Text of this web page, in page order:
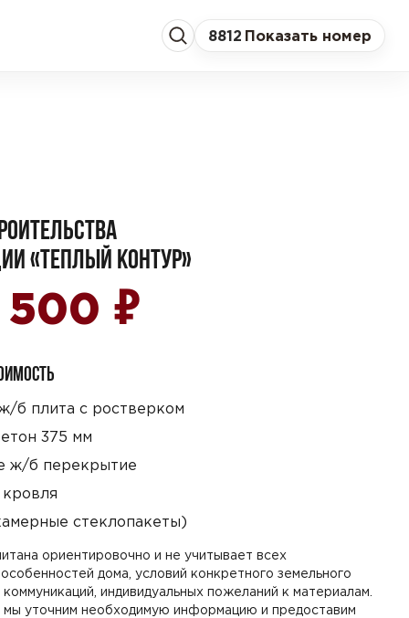
8812 Показать номер
«ТЕПЛЫЙ КОНТУР»
500 ₽
б плита с ростверком
375 мм
ж/б перекрытие
стеклопакеты)
ориентировочно и не учитывает всех
дома, условий конкретного земельного
коммуникаций, индивидуальных пожеланий к материалам.
мы уточним необходимую информацию и предоставим